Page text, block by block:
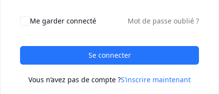
Me garder connecté Mot de passe oublié ?
Se connecter
Vous n’avez pas de compte ?S’inscrire maintenant